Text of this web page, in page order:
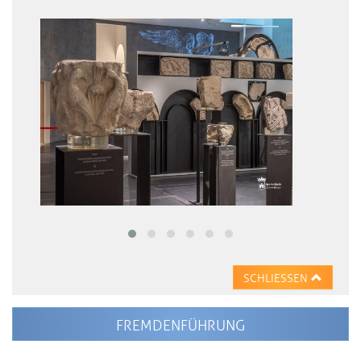
SCHLIESSEN
FREMDENFÜHRUNG